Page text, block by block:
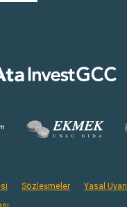
Sözleşmeler Yasal Uyarı